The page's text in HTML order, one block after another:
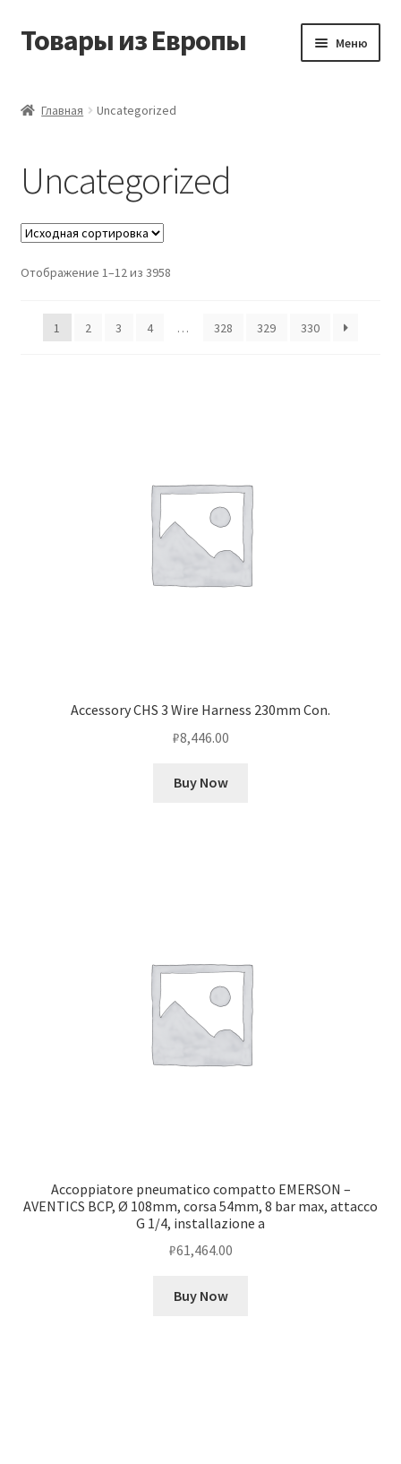
Перейти
Перейти
Товары из Европы Меню
Заказать товары из Европы
Контакты
Корзина
Мой аккаунт
Главная Uncategorized
Uncategorized
Отображение 1–12 из 3958
1 2 3 4 … 328 329 330
Accessory CHS 3 Wire Harness 230mm Con.
₽8,446.00
Buy Now
Accoppiatore pneumatico compatto EMERSON –
AVENTICS BCP, Ø 108mm, corsa 54mm, 8 bar max, attacco
G 1/4, installazione a
₽61,464.00
Buy Now